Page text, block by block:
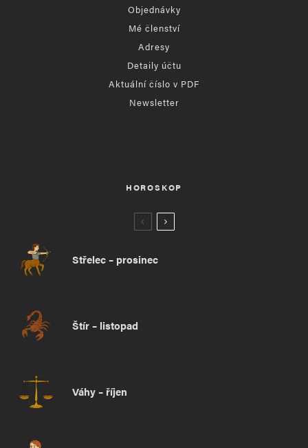
Objednávky
Mé členství
Adresy
Detaily účtu
Aktuální číslo v PDF
Newsletter
HOROSKOP
Střelec – prosinec
Štír – listopad
Váhy – říjen